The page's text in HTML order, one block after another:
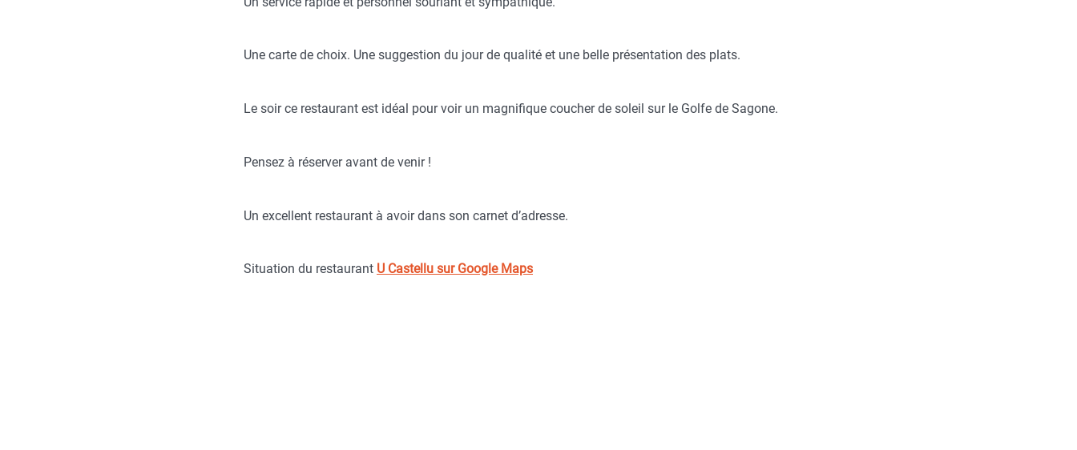
Une carte de choix. Une suggestion du jour de qualité et une belle présentation des plats.
Le soir ce restaurant est idéal pour voir un magnifique coucher de soleil sur le Golfe de Sagone.
Pensez à réserver avant de venir !
Un excellent restaurant à avoir dans son carnet d’adresse.
Situation du restaurant U Castellu sur Google Maps